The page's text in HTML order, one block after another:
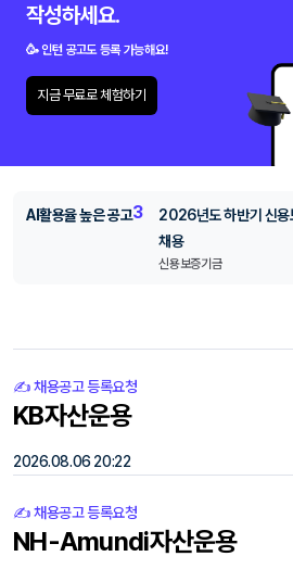
작성하세요.
🥳 인턴 공고도 등록 가능해요!
지금 무료로 체험하기
AI활용율 높은 공고3
2026년도 하반기 신용
채용
신용보증기금
✍️ 채용공고 등록요청
KB자산운용
2026.08.06 20:22
✍️ 채용공고 등록요청
NH-Amundi자산운용